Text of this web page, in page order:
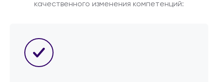
качественного изменения компетенций: